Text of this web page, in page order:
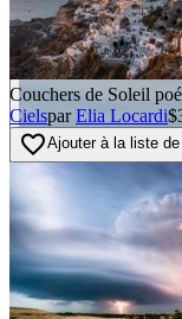
Couchers de Soleil
Cielspar Elia Locardi
favorite_borderAjouter à la liste